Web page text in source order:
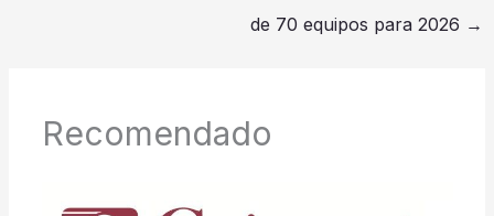
de 70 equipos para 2026 →
Recomendado